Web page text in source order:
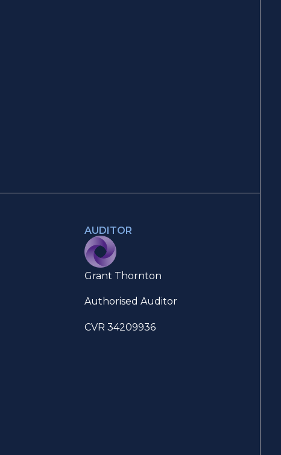
AUDITOR
Grant Thornton
Authorised Auditor
CVR 34209936